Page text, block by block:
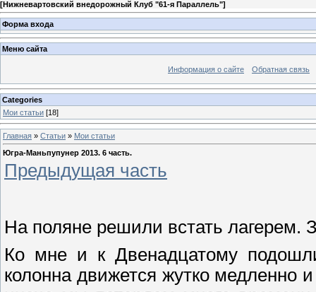
[Нижневартовский внедорожный Клуб "61-я Параллель"]
Форма входа
Меню сайта
Информация о сайте Обратная связь
Categories
Мои статьи [18]
Главная » Статьи » Мои статьи
Югра-Маньпупунер 2013. 6 часть.
Предыдущая часть
На поляне решили встать лагерем.
Ко мне и кДвенадцатому
колонна движется жутко медленно